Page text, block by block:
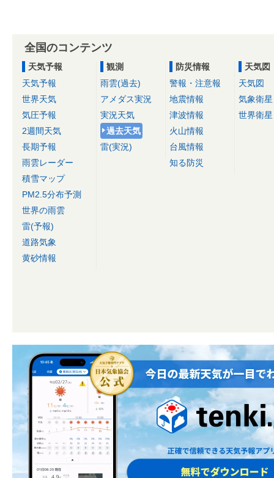
全国のコンテンツ
天気予報
天気予報
世界天気
気圧予報
2週間天気
長期予報
雨雲レーダー
積雪マップ
PM2.5分布予測
世界の雨雲
雷(予報)
道路気象
黄砂情報
観測
雨雲(過去)
アメダス実況
実況天気
過去天気
雷(実況)
防災情報
警報・注意報
地震情報
津波情報
火山情報
台風情報
知る防災
天気図
天気図
気象衛星
世界衛星